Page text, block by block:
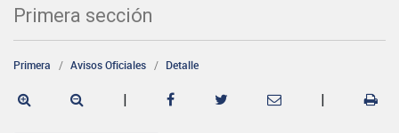
Primera sección
Primera Avisos Oficiales Detalle
| |